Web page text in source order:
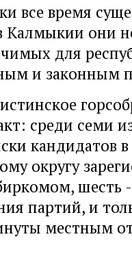
все время
Калмыкии они
для
и законным
среди семи
кандидатов
округу
шесть
партий, и
местным